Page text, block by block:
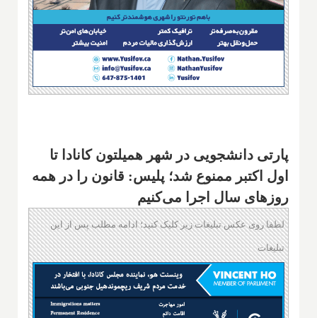
پارتی دانشجویی در شهر همیلتون کانادا تا
اول اکتبر ممنوع شد؛ پلیس: قانون را در همه
روزهای سال اجرا می‌کنیم
لطفا روی عکس تبلیغات زیر کلیک کنید؛ ادامه مطلب پس از این
تبلیغات